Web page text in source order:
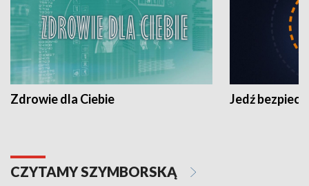
Zdrowie dla Ciebie Jedź
CZYTAMY SZYMBORSKĄ